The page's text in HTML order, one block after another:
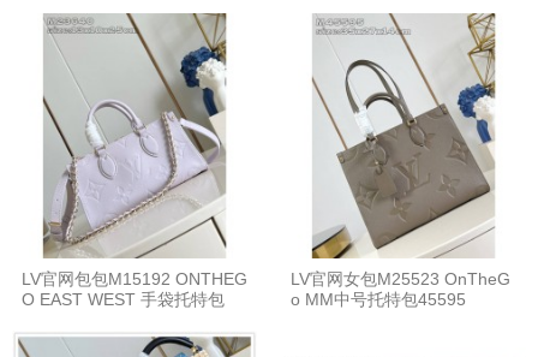
LV官网包包M15192 ONTHEG
O EAST WEST 手袋托特包
LV官网女包M25523 OnTheG
o MM中号托特包45595